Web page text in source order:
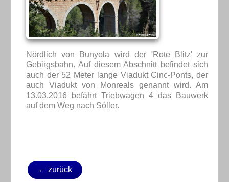
Nördlich von Bunyola wird der 'Rote Blitz' zur
Gebirgsbahn. Auf diesem Abschnitt befindet sich
auch der 52 Meter lange Viadukt Cinc-Ponts, der
auch Viadukt von Monreals genannt wird. Am
13.03.2016 befährt Triebwagen 4 das Bauwerk
auf dem Weg nach Sóller.
← zurück